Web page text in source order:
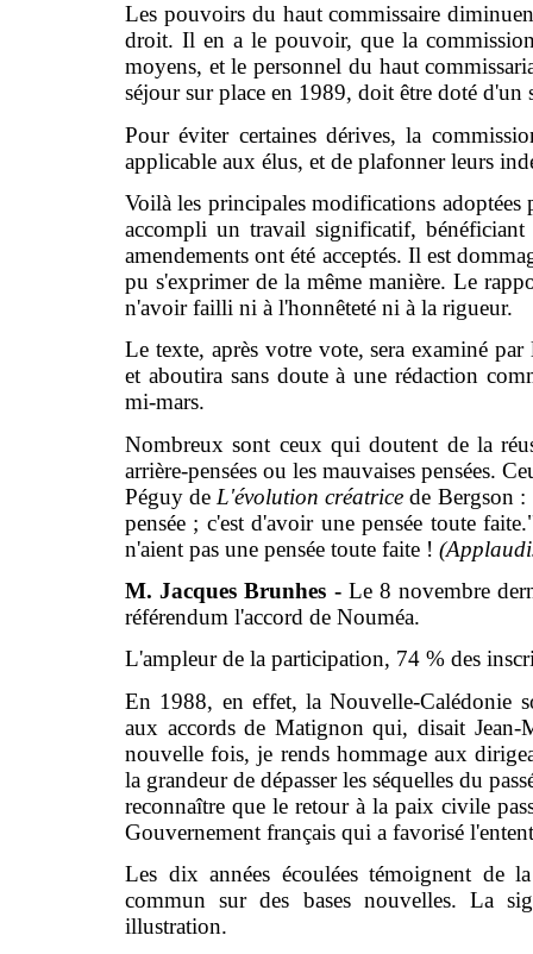
Les pouvoirs du haut commissaire
droit. Il en a le pouvoir, que la
moyens, et le personnel du haut
séjour sur place en 1989, doit être doté
Pour éviter certaines dérives, la
applicable aux élus, et de plafonner leurs
Voilà les principales modifications
accompli un travail significatif,
amendements ont été acceptés. Il est
pu s'exprimer de la même manière. Le
n'avoir failli ni à l'honnêteté ni à la rigueur.
Le texte, après votre vote, sera examiné
et aboutira sans doute à une rédaction
mi-mars.
Nombreux sont ceux qui doutent de la
arrière-pensées ou les mauvaises pensées.
Péguy de L'évolution créatrice de Bergson :
pensée ; c'est d'avoir une pensée toute
n'aient pas une pensée toute faite !
M. Jacques Brunhes - Le 8 novembre
référendum l'accord de Nouméa.
L'ampleur de la participation, 74 % des
En 1988, en effet, la Nouvelle-Calédonie
aux accords de Matignon qui, disait
nouvelle fois, je rends hommage aux
la grandeur de dépasser les séquelles du
reconnaître que le retour à la paix civile
Gouvernement français qui a favorisé
Les dix années écoulées témoignent de
commun sur des bases nouvelles. La
illustration.